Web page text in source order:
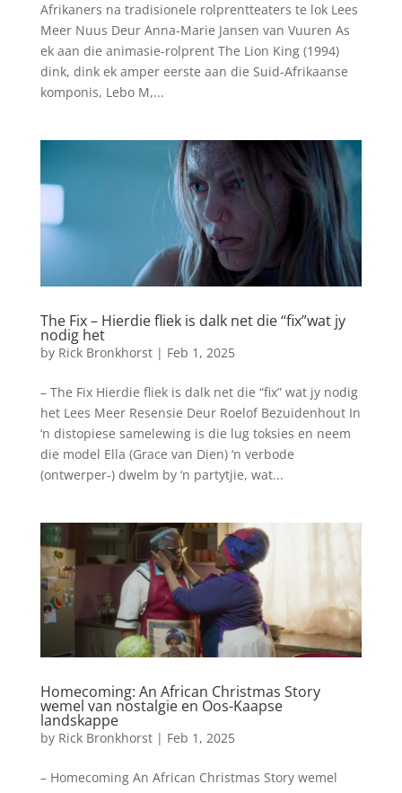
Afrikaners na tradisionele rolprentteaters te lok Lees
Meer Nuus Deur Anna-Marie Jansen van Vuuren As
ek aan die animasie-rolprent The Lion King (1994)
dink, dink ek amper eerste aan die Suid-Afrikaanse
komponis, Lebo M,...
The Fix – Hierdie fliek is dalk net die “fix”wat jy
nodig het
by Rick Bronkhorst| Feb 1, 2025
– The Fix Hierdie fliek is dalk net die “fix” wat jy nodig
het Lees Meer Resensie Deur Roelof Bezuidenhout In
‘n distopiese samelewing is die lug toksies en neem
die model Ella (Grace van Dien) ‘n verbode
(ontwerper-) dwelm by ‘n partytjie, wat...
Homecoming: An African Christmas Story
wemel van nostalgie en Oos-Kaapse
landskappe
by Rick Bronkhorst| Feb 1, 2025
– Homecoming An African Christmas Story wemel